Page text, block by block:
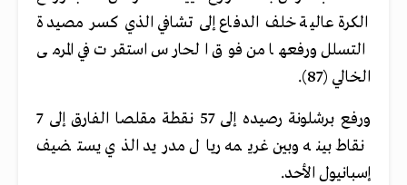
الكرة عالية خلف الدفاع إلى تشافي الذي كسر مصيدة
التسلل ورفعها من فوق الحارس استقرت في المرمى
الخالي (87).
ورفع برشلونة رصيده إلى 57 نقطة مقلصا الفارق إلى 7
نقاط بينه وبين غريمه ريال مدريد الذي يستضيف
إسبانيول الأحد.